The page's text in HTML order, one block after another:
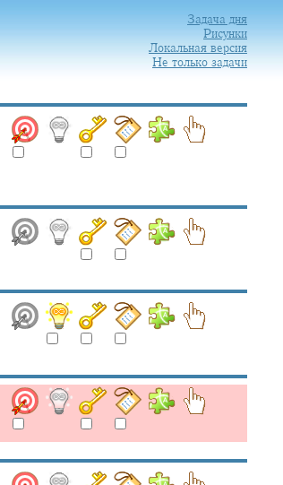
Задача дня
Рисунки
Локальная версия
Не только задачи